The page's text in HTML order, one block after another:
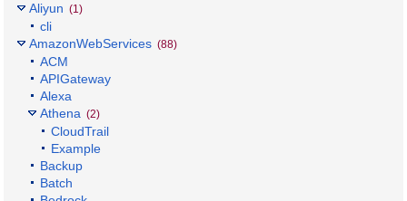
Aliyun (1)
cli
AmazonWebServices (88)
ACM
APIGateway
Alexa
Athena (2)
CloudTrail
Example
Backup
Batch